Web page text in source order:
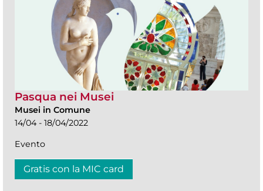
Pasqua nei Musei
Musei in Comune
14/04 - 18/04/2022
Evento
Gratis con la MIC card